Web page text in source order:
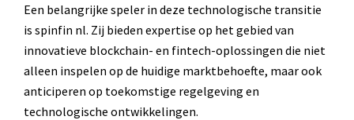
Een belangrijke speler in deze technologische transitie
is spinfin nl. Zij bieden expertise op het gebied van
innovatieve blockchain- en fintech-oplossingen die niet
alleen inspelen op de huidige marktbehoefte, maar ook
anticiperen op toekomstige regelgeving en
technologische ontwikkelingen.